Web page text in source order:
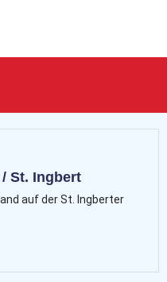
St. Ingbert
auf der St. Ingberter